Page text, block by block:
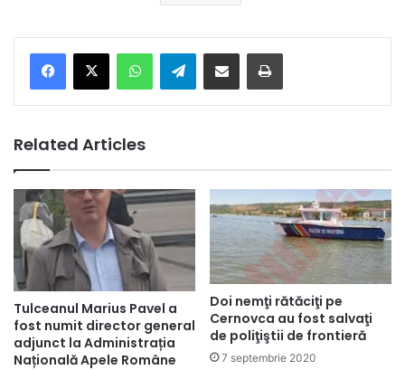
Telegram
Related Articles
Tulceanul Marius Pavel a
fost numit director general
adjunct la Administrația
Națională Apele Române
Doi nemţi rătăciţi pe
Cernovca au fost salvaţi
de poliţiştii de frontieră
7 septembrie 2020